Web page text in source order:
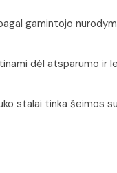
gamintojo
dėl atsparumo ir
stalai tinka šeimos